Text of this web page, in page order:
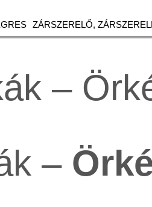
ZÁRSZERELŐ,
–
–